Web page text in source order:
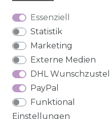
Essenziell
Statistik
Marketing
Externe Medien
DHL
PayPal
Funktional
Einstellungen